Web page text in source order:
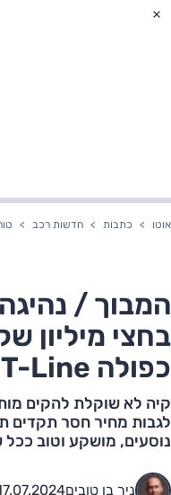
אוטו כתבות חדשות רכב
המבוך /
כפולה GT-Line)
קיה לא שוקלת להקים
נוסעים, מושקע וטוב ככל
ניר בן טובים